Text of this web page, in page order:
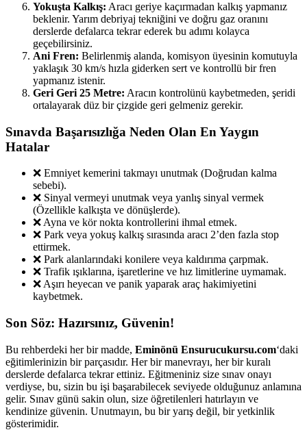
Yokuşta Kalkış: Aracı geriye kaçırmadan kalkış yapmanız
beklenir. Yarım debriyaj tekniğini ve doğru gaz oranını
derslerde defalarca tekrar ederek bu adımı kolayca
geçebilirsiniz.
Ani Fren: Belirlenmiş alanda, komisyon üyesinin komutuyla
yaklaşık 30 km/s hızla giderken sert ve kontrollü bir fren
yapmanız istenir.
Geri Geri 25 Metre: Aracın kontrolünü kaybetmeden, şeridi
ortalayarak düz bir çizgide geri gelmeniz gerekir.
Sınavda Başarısızlığa Neden Olan En Yaygın
Hatalar
❌ Emniyet kemerini takmayı unutmak (Doğrudan kalma
sebebi).
❌ Sinyal vermeyi unutmak veya yanlış sinyal vermek
(Özellikle kalkışta ve dönüşlerde).
❌ Ayna ve kör nokta kontrollerini ihmal etmek.
❌ Park veya yokuş kalkış sırasında aracı 2’den fazla stop
ettirmek.
❌ Park alanlarındaki konilere veya kaldırıma çarpmak.
❌ Trafik ışıklarına, işaretlerine ve hız limitlerine uymamak.
❌ Aşırı heyecan ve panik yaparak araç hakimiyetini
kaybetmek.
Son Söz: Hazırsınız, Güvenin!
Bu rehberdeki her bir madde, Eminönü Ensurucukursu.com‘daki
eğitimlerinizin bir parçasıdır. Her bir manevrayı, her bir kuralı
derslerde defalarca tekrar ettiniz. Eğitmeniniz size sınav onayı
verdiyse, bu, sizin bu işi başarabilecek seviyede olduğunuz anlamına
gelir. Sınav günü sakin olun, size öğretilenleri hatırlayın ve
kendinize güvenin. Unutmayın, bu bir yarış değil, bir yetkinlik
gösterimidir.